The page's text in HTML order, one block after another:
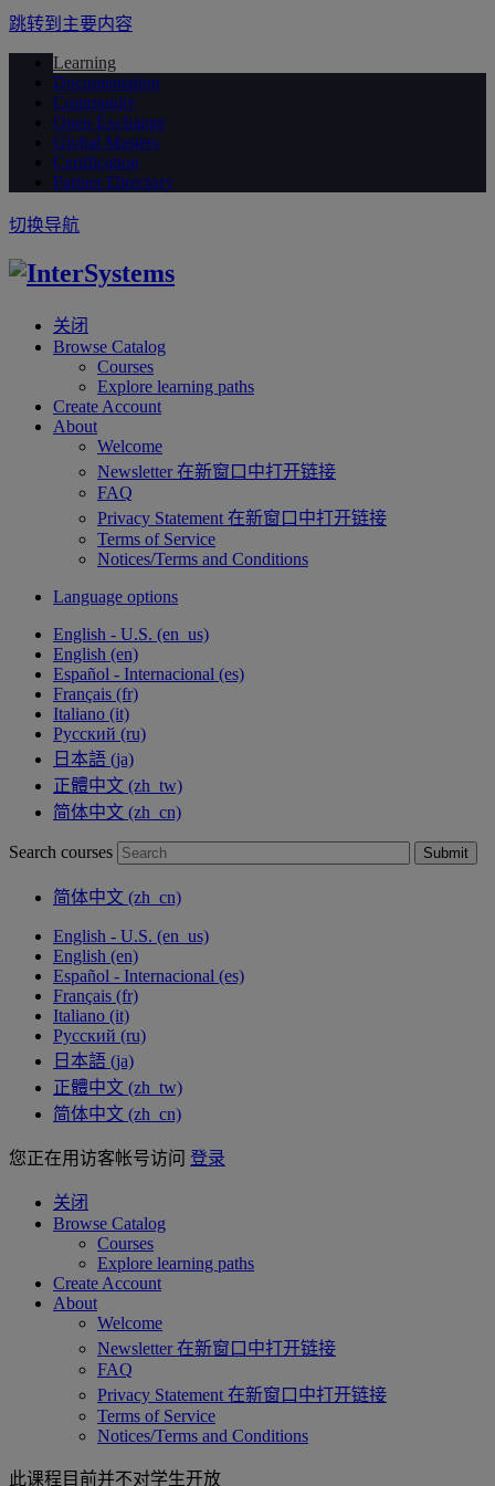
跳转到主要内容
Learning
Documentation
Community
Open Exchange
Global Masters
Certification
Partner Directory
切换导航
关闭
Browse Catalog
Courses
Explore learning paths
Create Account
About
Welcome
Newsletter在新窗口中打开链接
FAQ
Privacy Statement 在新窗口中打开链接
Terms of Service
Notices/Terms and Conditions
Language options
English - U.S. ‎(en_us)‎
English ‎(en)‎
Español - Internacional ‎(es)‎
Français ‎(fr)‎
Italiano ‎(it)‎
Русский ‎(ru)‎
日本語 ‎(ja)‎
正體中文 ‎(zh_tw)‎
简体中文 ‎(zh_cn)‎
Search courses Submit
简体中文 ‎(zh_cn)‎
English - U.S. ‎(en_us)‎
English ‎(en)‎
Español - Internacional ‎(es)‎
Français ‎(fr)‎
Italiano ‎(it)‎
Русский ‎(ru)‎
日本語 ‎(ja)‎
正體中文 ‎(zh_tw)‎
简体中文 ‎(zh_cn)‎
您正在用访客帐号访问 登录
关闭
Browse Catalog
Courses
Explore learning paths
Create Account
About
Welcome
Newsletter在新窗口中打开链接
FAQ
Privacy Statement 在新窗口中打开链接
Terms of Service
Notices/Terms and Conditions
此课程目前并不对学生开放